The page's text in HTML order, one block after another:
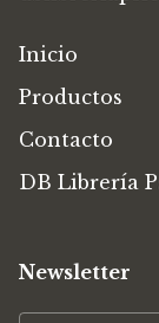
Inicio
Productos
Contacto
DB Librería
Newsletter